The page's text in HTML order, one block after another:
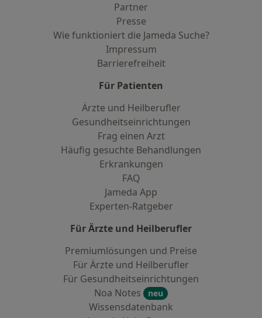
Partner
Presse
Wie funktioniert die Jameda Suche?
Impressum
Barrierefreiheit
Für Patienten
Ärzte und Heilberufler
Gesundheitseinrichtungen
Frag einen Arzt
Häufig gesuchte Behandlungen
Erkrankungen
FAQ
Jameda App
Experten-Ratgeber
Für Ärzte und Heilberufler
Premiumlösungen und Preise
Für Ärzte und Heilberufler
Für Gesundheitseinrichtungen
Noa Notes
neu
Wissensdatenbank